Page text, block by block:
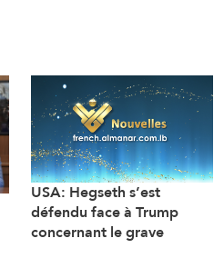
USA: Hegseth s’est
défendu face à Trump
concernant le grave